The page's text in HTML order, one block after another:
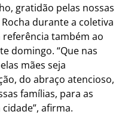
gratidão pelas nossas
durante a coletiva
referência também ao
domingo. “Que nas
mães seja
do abraço atencioso,
famílias, para as
afirma.